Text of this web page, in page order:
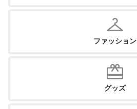
ファッション
グッズ